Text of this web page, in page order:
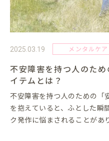
2025.03.19 メンタルケア
不安障害を持つ人のた
イテムとは？
不安障害を持つ人のための「
を抱えていると、ふとした瞬
ク発作に悩まされることがあ
あれば大丈夫」と思える“安